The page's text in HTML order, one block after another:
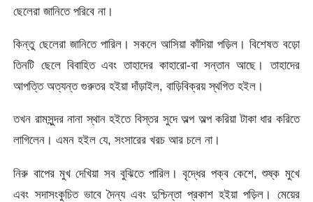
ছেলেরা জানিতে পরিবে না।
কিন্তু ছেলেরা জানিতে পারিল। সকলে আসিয়া কাঁদিয়া পড়িল। বিশেষত বড়ো
তিনটি ছেলে বিবাহিত এবং তাহাদের কাহারো-বা সন্তান আছে। তাহাদের
আপত্তি অত্যন্ত গুরুতর হইয়া দাঁড়াইল, বাড়িবিক্রয় স্থগিত হইল।
তখন রামসুন্দর নানা স্থান হইতে বিস্তর সুদে অল্প অল্প করিয়া টাকা ধার করিতে
লাগিলেন। এমন হইল যে, সংসারের খরচ আর চলে না।
নিরু বাপের মুখ দেখিয়া সব বুঝিতে পারিল। বৃদ্ধের পক্ব কেশে, শুষ্ক মুখে
এবং সদাসংকুচিত ভাবে দৈন্য এবং দুশ্চিন্তা প্রকাশ হইয়া পড়িল। মেয়ের